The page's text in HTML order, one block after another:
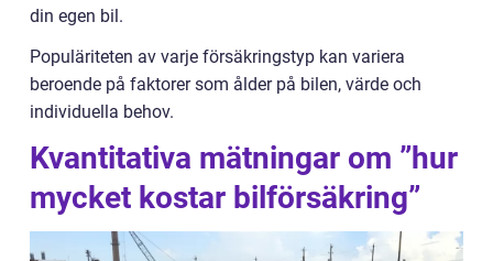
din egen bil.
Populäriteten av varje försäkringstyp kan variera
beroende på faktorer som ålder på bilen, värde och
individuella behov.
Kvantitativa mätningar om ”hur
mycket kostar bilförsäkring”